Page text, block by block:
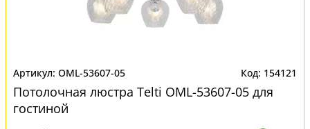
OML-53607-05 154121
Потолочная люстра Telti OML-53607-05 для
гостиной